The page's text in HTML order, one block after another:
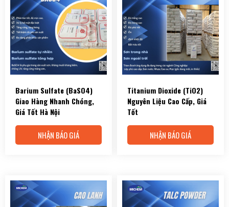
Barium Sulfate (BaSO4)
Giao Hàng Nhanh Chóng,
Giá Tốt Hà Nội
NHẬN BÁO GIÁ
Titanium Dioxide (TiO2)
Nguyên Liệu Cao Cấp, Giá
Tốt
NHẬN BÁO GIÁ